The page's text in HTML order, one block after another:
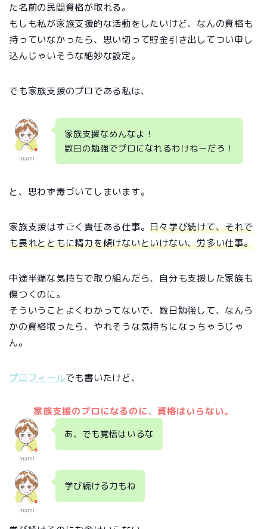
た名前の民間資格が取れる。
もしも私が家族支援的な活動をしたいけど、なんの資格も
持っていなかったら、思い切って貯金引き出してつい申し
込んじゃいそうな絶妙な設定。
でも家族支援のプロである私は、
mami
家族支援なめんなよ！
数日の勉強でプロになれるわけねーだろ！
と、思わず毒づいてしまいます。
家族支援はすごく責任ある仕事。日々学び続けて、それで
も畏れとともに精力を傾けないといけない、労多い仕事。
中途半端な気持ちで取り組んだら、自分も支援した家族も
傷つくのに。
そういうことよくわかってないで、数日勉強して、なんら
かの資格取ったら、やれそうな気持ちになっちゃうじゃ
ん。
プロフィールでも書いたけど、
家族支援のプロになるのに、資格はいらない。
mami
あ、でも覚悟はいるな
mami
学び続ける力もね